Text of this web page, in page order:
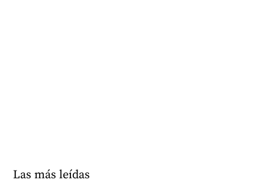
Las más leídas